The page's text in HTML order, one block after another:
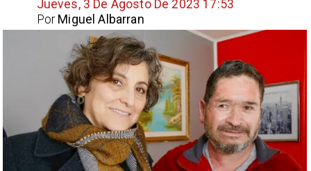
Jueves, 3 De Agosto De 2023 17:53
Miguel Albarran
Por